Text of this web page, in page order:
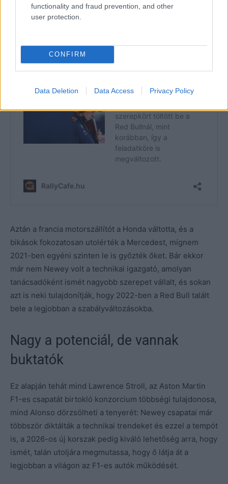
functionality and fraud prevention, and other
user protection.
CONFIRM
Data Deletion Data Access Privacy Policy
Aztán a francia motorszállítót a Honda váltotta, és a
bikások fokozatosan utolérték a Mercedest, mígnem
2021-ben egyéni szinten le is győzték őket. Bár ekkor
már nem Newey volt a technikai igazgató, amolyan
tanácsadóként ismét nagyobb szerepet vállalt, és sokan
azt is neki tulajdonítják, hogy 2022-ben a Red Bull talált
bele a legjobban a szabályváltozásokba.
Nagy a potenciál, de vannak
buktatók
Ez alapján tehát mind Lawrence Stroll, az Aston Martin
F1-es csapatát birtokló konzorcium többségi tulajdonosa,
mind Alonso dörzsölheti a tenyerét: Newey csapatai már
többször diktálták a technikai trendeket és ezzel a tempót
is, a 2026-os új korszak pedig kiváló lehetőség arra, hogy
ismét, talán utoljára megmutassa, hogy ő látja át a
legjobban a világon az F1-es autók működését.